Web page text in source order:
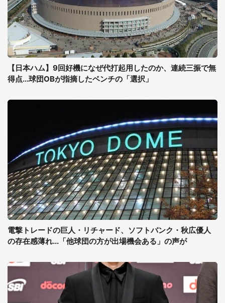
【日本ハム】9回好機になぜ代打起用したのか、連続三振で無
得点...球団OBが指摘したベンチの「選択」
電撃トレードの巨人・リチャード、ソフトバンク・秋広優人
の存在感薄れ...「他球団の方が出場機会ある」の声が